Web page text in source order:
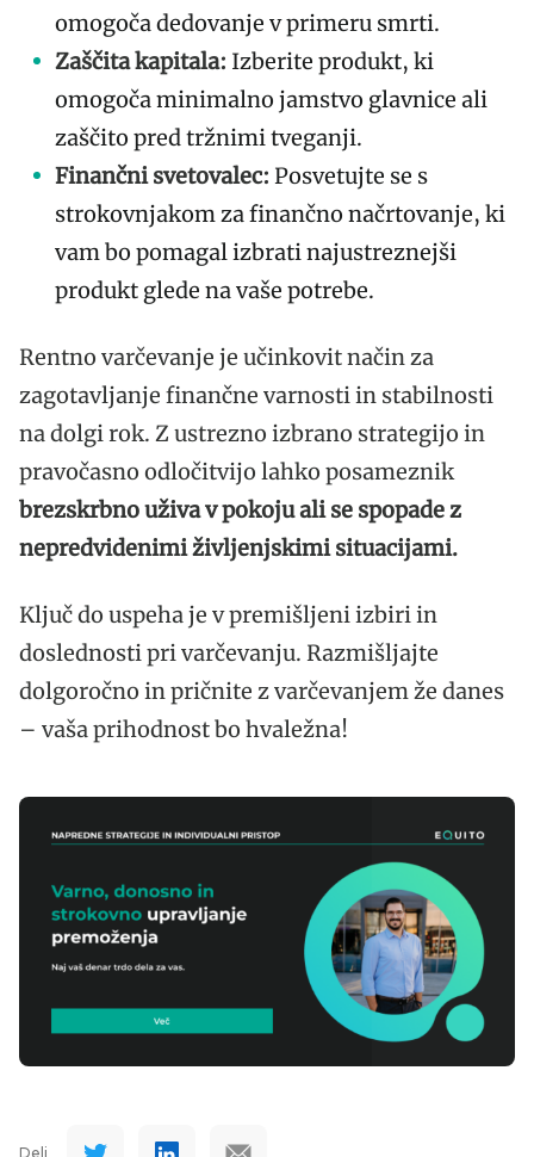
omogoča dedovanje v primeru smrti.
Zaščita kapitala: Izberite produkt, ki
omogoča minimalno jamstvo glavnice ali
zaščito pred tržnimi tveganji.
Finančni svetovalec: Posvetujte se s
strokovnjakom za finančno načrtovanje, ki
vam bo pomagal izbrati najustreznejši
produkt glede na vaše potrebe.
Rentno varčevanje je učinkovit način za
zagotavljanje finančne varnosti in stabilnosti
na dolgi rok. Z ustrezno izbrano strategijo in
pravočasno odločitvijo lahko posameznik
brezskrbno uživa v pokoju ali se spopade z
nepredvidenimi življenjskimi situacijami.
Ključ do uspeha je v premišljeni izbiri in
doslednosti pri varčevanju. Razmišljajte
dolgoročno in pričnite z varčevanjem že danes
– vaša prihodnost bo hvaležna!
Deli